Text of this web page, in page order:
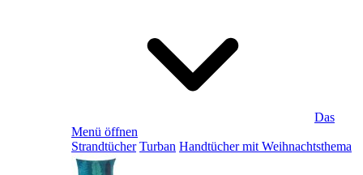
Das
Menü öffnen
Strandtücher Turban Handtücher mit Weihnachtsthema